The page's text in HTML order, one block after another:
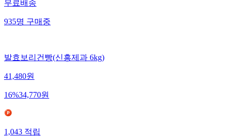
무료배송
935명구매중
발효보리건빵(신흥제과 6kg)
41,480원
16%34,770원
1,043적립